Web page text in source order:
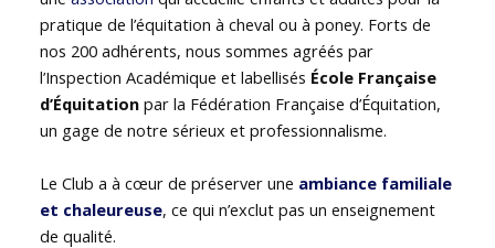
pratique de l’équitation à cheval ou à poney. Forts de
nos 200 adhérents, nous sommes agréés par
l’Inspection Académique et labellisés École Française
d’Équitation par la Fédération Française d’Équitation,
un gage de notre sérieux et professionnalisme.
Le Club a à cœur de préserver une ambiance familiale
et chaleureuse, ce qui n’exclut pas un enseignement
de qualité.